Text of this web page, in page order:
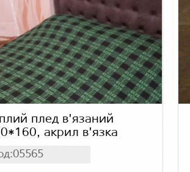
плед в'язаний
акрил в'язка